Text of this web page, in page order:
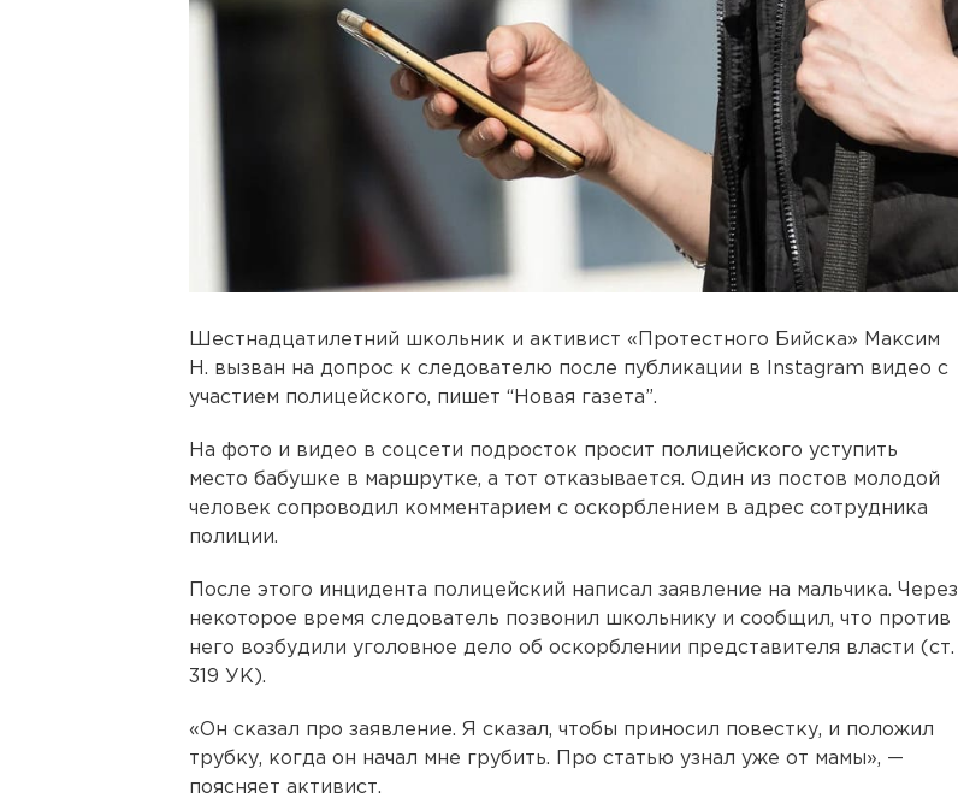
Шестнадцатилетний школьник и активист «Протестного Бийска» Максим
Н. вызван на допрос к следователю после публикации в Instagram видео с
участием полицейского, пишет “Новая газета”.
На фото и видео в соцсети подросток просит полицейского уступить
место бабушке в маршрутке, а тот отказывается. Один из постов молодой
человек сопроводил комментарием с оскорблением в адрес сотрудника
полиции.
После этого инцидента полицейский написал заявление на мальчика. Через
некоторое время следователь позвонил школьнику и сообщил, что против
него возбудили уголовное дело об оскорблении представителя власти (ст.
319 УК).
«Он сказал про заявление. Я сказал, чтобы приносил повестку, и положил
трубку, когда он начал мне грубить. Про статью узнал уже от мамы», —
поясняет активист.